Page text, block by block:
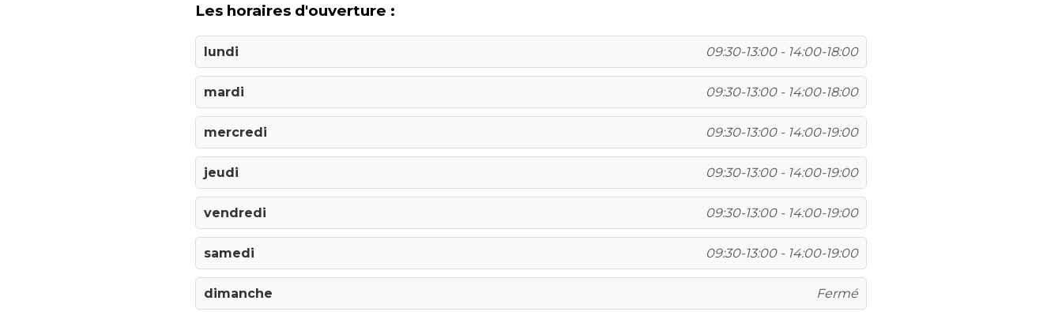
Les horaires d'ouverture :
lundi 09:30-13:00 - 14:00-18:00
mardi 09:30-13:00 - 14:00-18:00
mercredi 09:30-13:00 - 14:00-19:00
jeudi 09:30-13:00 - 14:00-19:00
vendredi 09:30-13:00 - 14:00-19:00
samedi 09:30-13:00 - 14:00-19:00
dimanche Fermé